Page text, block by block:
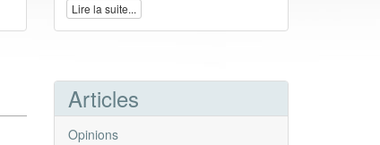
Lire la suite...
Articles
Opinions